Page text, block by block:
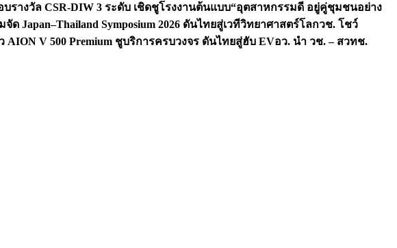
รางวัล CSR-DIW 3 ระดับ เชิดชูโรงงานต้นแบบ“อุตสาหกรรมดี อยู่คู่ชุมชนอย่าง
จัด Japan–Thailand Symposium 2026 ดันไทยสู่เวทีวิทยาศาสตร์โลกวช. โชว์
AION V 500 Premium ชูบริการครบวงจร ดันไทยสู่ฮับ EVอว. นำ วช. – สวทช.